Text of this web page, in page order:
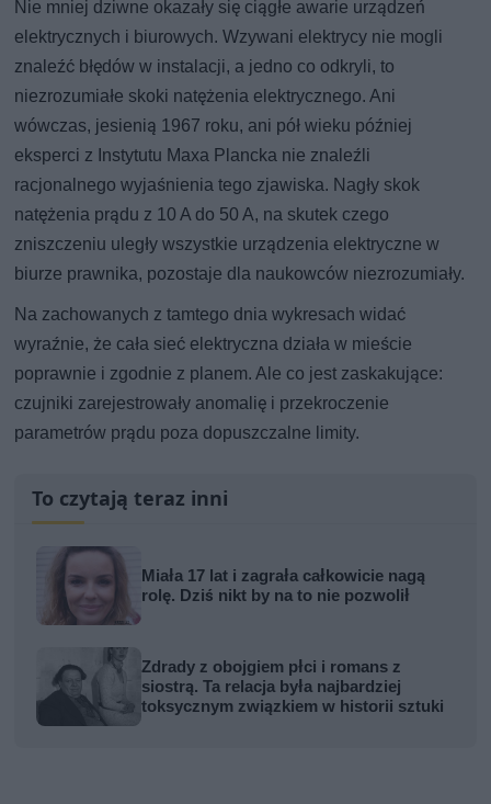
Nie mniej dziwne okazały się ciągłe awarie urządzeń
elektrycznych i biurowych. Wzywani elektrycy nie mogli
znaleźć błędów w instalacji, a jedno co odkryli, to
niezrozumiałe skoki natężenia elektrycznego. Ani
wówczas, jesienią 1967 roku, ani pół wieku później
eksperci z Instytutu Maxa Plancka nie znaleźli
racjonalnego wyjaśnienia tego zjawiska. Nagły skok
natężenia prądu z 10 A do 50 A, na skutek czego
zniszczeniu uległy wszystkie urządzenia elektryczne w
biurze prawnika, pozostaje dla naukowców niezrozumiały.
Na zachowanych z tamtego dnia wykresach widać
wyraźnie, że cała sieć elektryczna działa w mieście
poprawnie i zgodnie z planem. Ale co jest zaskakujące:
czujniki zarejestrowały anomalię i przekroczenie
parametrów prądu poza dopuszczalne limity.
To czytają teraz inni
Miała 17 lat i zagrała całkowicie nagą
rolę. Dziś nikt by na to nie pozwolił
Zdrady z obojgiem płci i romans z
siostrą. Ta relacja była najbardziej
toksycznym związkiem w historii sztuki